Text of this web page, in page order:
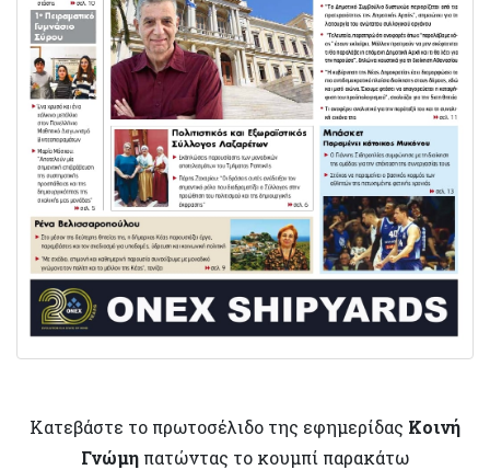
Κατεβάστε το πρωτοσέλιδο της εφημερίδας Κοινή
Γνώμη πατώντας το κουμπί παρακάτω